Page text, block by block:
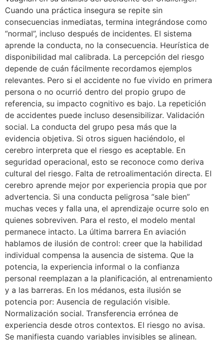
Cuando una práctica insegura se repite sin
consecuencias inmediatas, termina integrándose como
“normal”, incluso después de incidentes. El sistema
aprende la conducta, no la consecuencia. Heurística de
disponibilidad mal calibrada. La percepción del riesgo
depende de cuán fácilmente recordamos ejemplos
relevantes. Pero si el accidente no fue vivido en primera
persona o no ocurrió dentro del propio grupo de
referencia, su impacto cognitivo es bajo. La repetición
de accidentes puede incluso desensibilizar. Validación
social. La conducta del grupo pesa más que la
evidencia objetiva. Si otros siguen haciéndolo, el
cerebro interpreta que el riesgo es aceptable. En
seguridad operacional, esto se reconoce como deriva
cultural del riesgo. Falta de retroalimentación directa. El
cerebro aprende mejor por experiencia propia que por
advertencia. Si una conducta peligrosa “sale bien”
muchas veces y falla una, el aprendizaje ocurre solo en
quienes sobreviven. Para el resto, el modelo mental
permanece intacto. La última barrera En aviación
hablamos de ilusión de control: creer que la habilidad
individual compensa la ausencia de sistema. Que la
potencia, la experiencia informal o la confianza
personal reemplazan a la planificación, al entrenamiento
y a las barreras. En los médanos, esta ilusión se
potencia por: Ausencia de regulación visible.
Normalización social. Transferencia errónea de
experiencia desde otros contextos. El riesgo no avisa.
Se manifiesta cuando variables invisibles se alinean.